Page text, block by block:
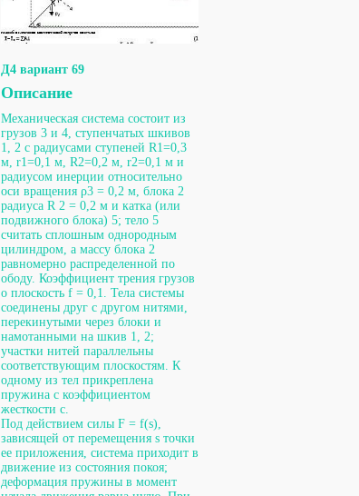
Д4 вариант 69
Описание
Механическая система состоит из
грузов 3 и 4, ступенчатых шкивов
1, 2 с радиусами ступеней R1=0,3
м, r1=0,1 м, R2=0,2 м, r2=0,1 м и
радиусом инерции относительно
оси вращения ρ3 = 0,2 м, блока 2
радиуса R 2 = 0,2 м и катка (или
подвижного блока) 5; тело 5
считать сплошным однородным
цилиндром, а массу блока 2
равномерно распределенной по
ободу. Коэффициент трения грузов
о плоскость f = 0,1. Тела системы
соединены друг с другом нитями,
перекинутыми через блоки и
намотанными на шкив 1, 2;
участки нитей параллельны
соответствующим плоскостям. К
одному из тел прикреплена
пружина с коэффициентом
жесткости с.
Под действием силы F = f(s),
зависящей от перемещения s точки
ее приложения, система приходит в
движение из состояния покоя;
деформация пружины в момент